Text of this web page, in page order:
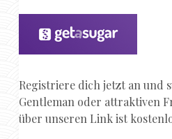
Registriere dich jetzt an und
Gentleman oder attraktiven
über unseren Link ist